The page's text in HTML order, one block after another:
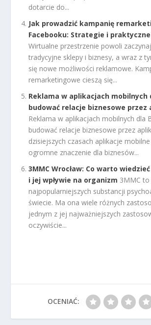
dotarcie do...
Jak prowadzić kampanię
Facebooku: Strategie i
Wirtualne przestrzenie powoli
tradycyjne sklepy i biznesy, a wraz z
się nowe możliwości reklamowe.
remarketingowe cieszą się...
Reklama w aplikacjach mobilnych
budować relacje biznesowe przez
Reklama w aplikacjach mobilnych dla
budować relacje biznesowe przez
dzisiejszych czasach aplikacje
ogromne znaczenie dla biznesów...
3MMC Wrocław: Co warto
i jej wpływie na organizm 3MMC
najpopularniejszych substancji
świecie. Ma ona wiele różnych
jednym z jej najważniejszych
oczywiście...
OCENIAĆ: